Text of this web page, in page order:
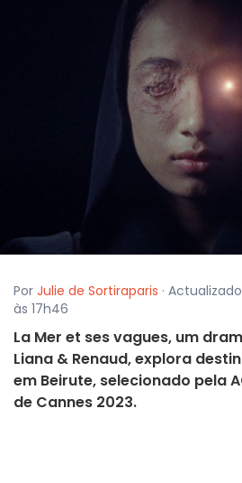
Por Julie de Sortiraparis ·
às 17h46
La Mer et ses vagues, um
Liana & Renaud, explora
em Beirute, selecionado pela
de Cannes 2023.